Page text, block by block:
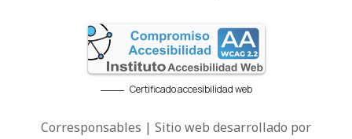
Certificado accesibilidad web
Corresponsables | Sitio web desarrollado por